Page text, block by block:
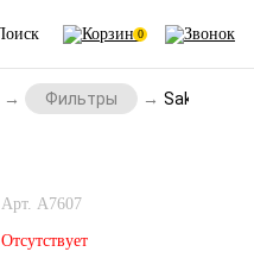
0
Фильтры Sakura
Арт. A7607
Отсутствует